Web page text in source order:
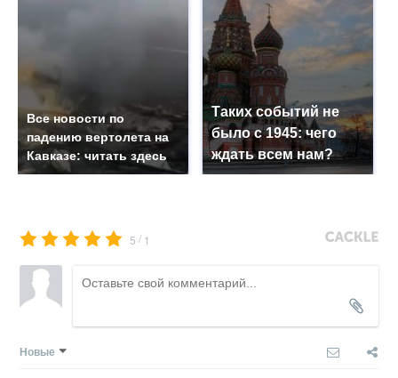
Все новости по
падению вертолета на
Кавказе: читать здесь
Таких событий не
было с 1945: чего
ждать всем нам?
5 / 1
Новые